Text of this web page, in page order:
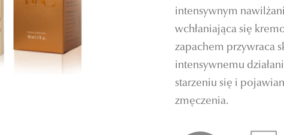
intensywnym
wchłaniająca się
zapachem przywraca
intensywnemu
starzeniu się i
zmęczenia.